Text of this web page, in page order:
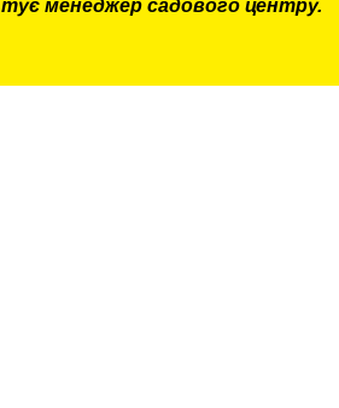
менеджер садового центру.